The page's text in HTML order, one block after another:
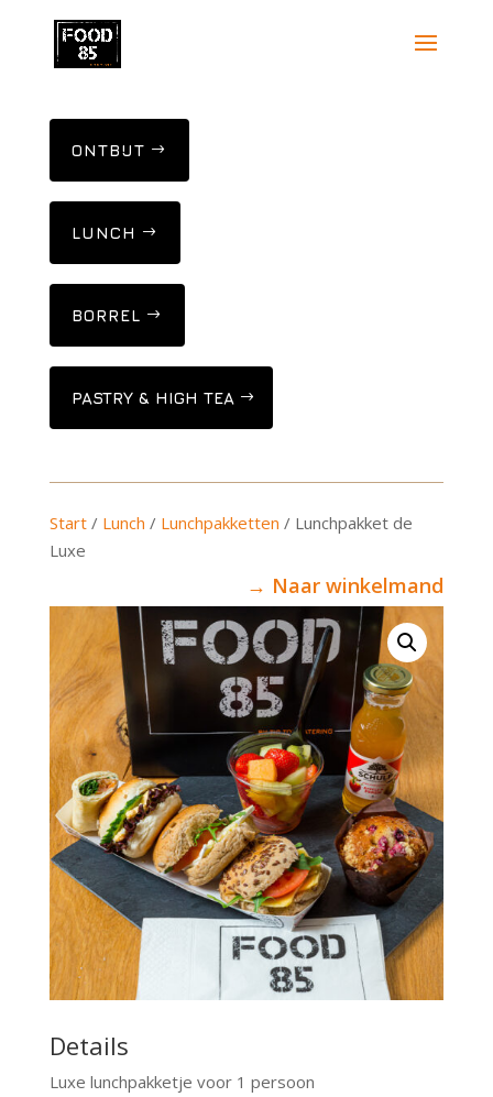
ONTBIJT
LUNCH
BORREL
PASTRY & HIGH TEA
Start/ Lunch / Lunchpakketten / Lunchpakket de
Luxe
→ Naar winkelmand
Details
Luxe lunchpakketje voor 1 persoon